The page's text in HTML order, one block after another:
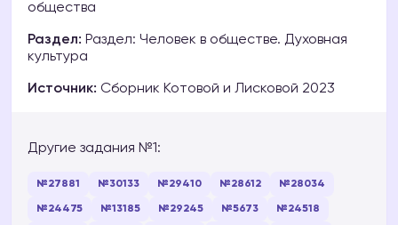
общества
Раздел: Раздел: Человек в обществе. Духовная
культура
Источник: Сборник Котовой и Лисковой 2023
Другие задания №1:
№27881 №30133 №29410 №28612 №28034
№24475 №13185 №29245 №5673 №24518